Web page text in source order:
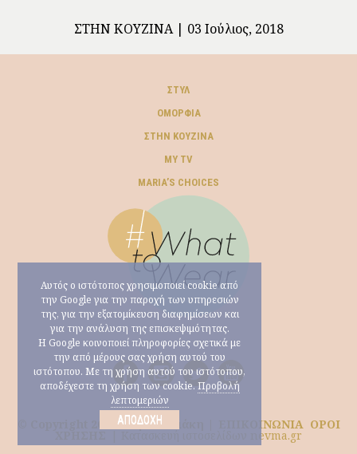
ΣΤΗΝ ΚΟΥΖΊΝΑ 03 Ιούλιος, 2018
ΣΤΥΛ
ΟΜΟΡΦΙΆ
ΣΤΗΝ ΚΟΥΖΊΝΑ
MY TV
ΜARIA’S CHOICES
© Copyright 2026 Μαρία Ηλιάκη | ΕΠΙΚΟΙΝΩΝΙΑ ΟΡΟΙ
Κατασκευή ιστοσελίδων nevma.gr
Αυτός ο ιστότοπος χρησιμοποιεί cookie από
την Google για την παροχή των υπηρεσιών
της, για την εξατομίκευση διαφημίσεων και
για την ανάλυση της επισκεψιμότητας.
Η Google κοινοποιεί πληροφορίες σχετικά με
την από μέρους σας χρήση αυτού του
ιστότοπου. Με τη χρήση αυτού του ιστότοπου,
αποδέχεστε τη χρήση των cookie. Προβολή
λεπτομεριών
ΑΠΟΔΟΧΉ